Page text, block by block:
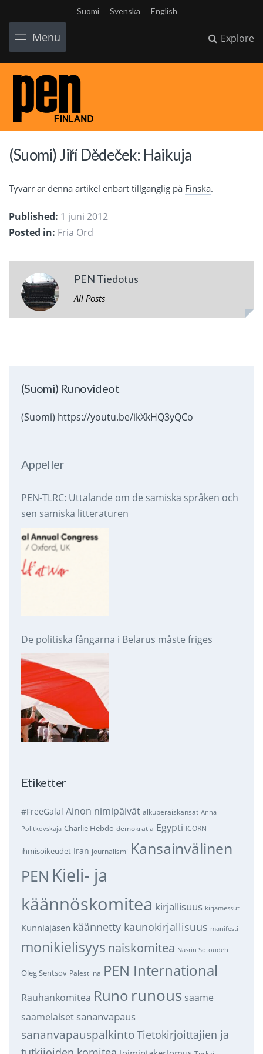
Suomi Svenska English
Menu Explore
(Suomi) Jiří Dědeček: Haikuja
Tyvärr är denna artikel enbart tillgänglig på Finska.
Published: 1 juni 2012
Posted in: Fria Ord
PEN Tiedotus
All Posts
(Suomi) Runovideot
(Suomi) https://youtu.be/ikXkHQ3yQCo
Appeller
PEN-TLRC: Uttalande om de samiska språken och
sen samiska litteraturen
De politiska fångarna i Belarus måste friges
Etiketter
#FreeGalal Ainon nimipäivät alkuperäiskansat Anna
Politkovskaja Charlie Hebdo demokratia Egypti ICORN
ihmisoikeudet Iran journalismi Kansainvälinen
PEN Kieli- ja
käännöskomitea kirjallisuus kirjamessut
Kunniajäsen käännetty kaunokirjallisuus manifesti
monikielisyys naiskomitea Nasrin Sotoudeh
Oleg Sentsov Palestiina PEN International
Rauhankomitea Runo runous saame
saamelaiset sananvapaus
sananvapauspalkintoTietokirjoittajien ja